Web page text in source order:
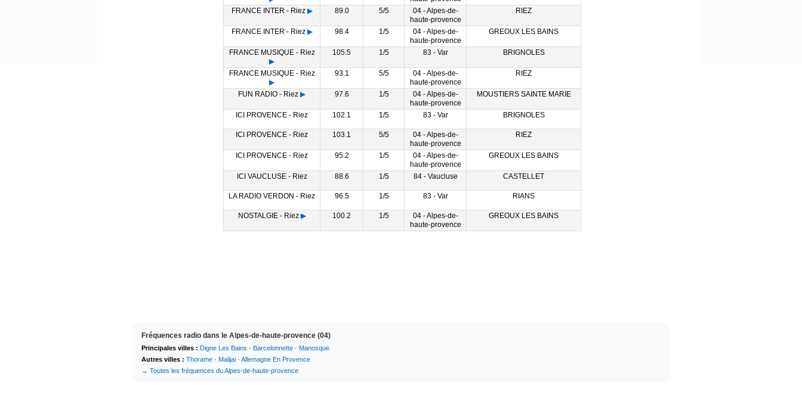
FRANCE INTER - Riez ▶ 89.0 5/5
04 - Alpes-de-
haute-provence
RIEZ
FRANCE INTER - Riez ▶ 98.4 1/5
04 - Alpes-de-
haute-provence
GREOUX LES BAINS
FRANCE MUSIQUE - Riez
▶
105.5 1/5 83 - Var BRIGNOLES
FRANCE MUSIQUE - Riez
▶
93.1 5/5
04 - Alpes-de-
haute-provence
RIEZ
FUN RADIO - Riez ▶ 97.6 1/5
04 - Alpes-de-
haute-provence
MOUSTIERS SAINTE MARIE
ICI PROVENCE - Riez 102.1 1/5 83 - Var BRIGNOLES
ICI PROVENCE - Riez 103.1 5/5
04 - Alpes-de-
haute-provence
RIEZ
ICI PROVENCE - Riez 95.2 1/5
04 - Alpes-de-
haute-provence
GREOUX LES BAINS
ICI VAUCLUSE - Riez 88.6 1/5 84 - Vaucluse CASTELLET
LA RADIO VERDON - Riez 96.5 1/5 83 - Var RIANS
NOSTALGIE - Riez ▶ 100.2 1/5
04 - Alpes-de-
haute-provence
GREOUX LES BAINS
Fréquences radio dans le Alpes-de-haute-provence (04)
Principales villes : Digne Les Bains · Barcelonnette · Manosque
Autres villes : Thorame · Malijai · Allemagne En Provence
→ Toutes les fréquences du Alpes-de-haute-provence